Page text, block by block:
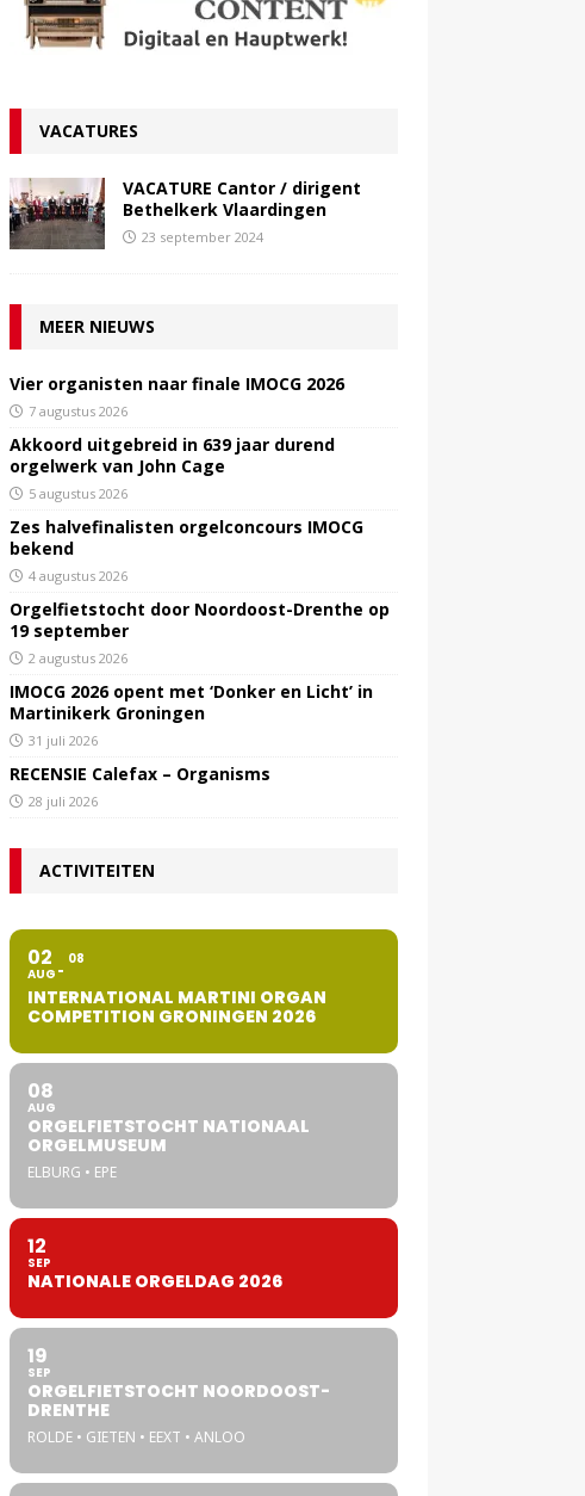
VACATURES
VACATURE Cantor / dirigent
Bethelkerk Vlaardingen
23 september 2024
MEER NIEUWS
Vier organisten naar finale IMOCG 2026
7 augustus 2026
Akkoord uitgebreid in 639 jaar durend
orgelwerk van John Cage
5 augustus 2026
Zes halvefinalisten orgelconcours IMOCG
bekend
4 augustus 2026
Orgelfietstocht door Noordoost-Drenthe op
19 september
2 augustus 2026
IMOCG 2026 opent met ‘Donker en Licht’ in
Martinikerk Groningen
31 juli 2026
RECENSIE Calefax – Organisms
28 juli 2026
ACTIVITEITEN
02
AUG
08
INTERNATIONAL MARTINI ORGAN
COMPETITION GRONINGEN 2026
08
AUG
ORGELFIETSTOCHT NATIONAAL
ORGELMUSEUM
ELBURG • EPE
12
SEP
NATIONALE ORGELDAG 2026
19
SEP
ORGELFIETSTOCHT NOORDOOST-
DRENTHE
ROLDE • GIETEN • EEXT • ANLOO